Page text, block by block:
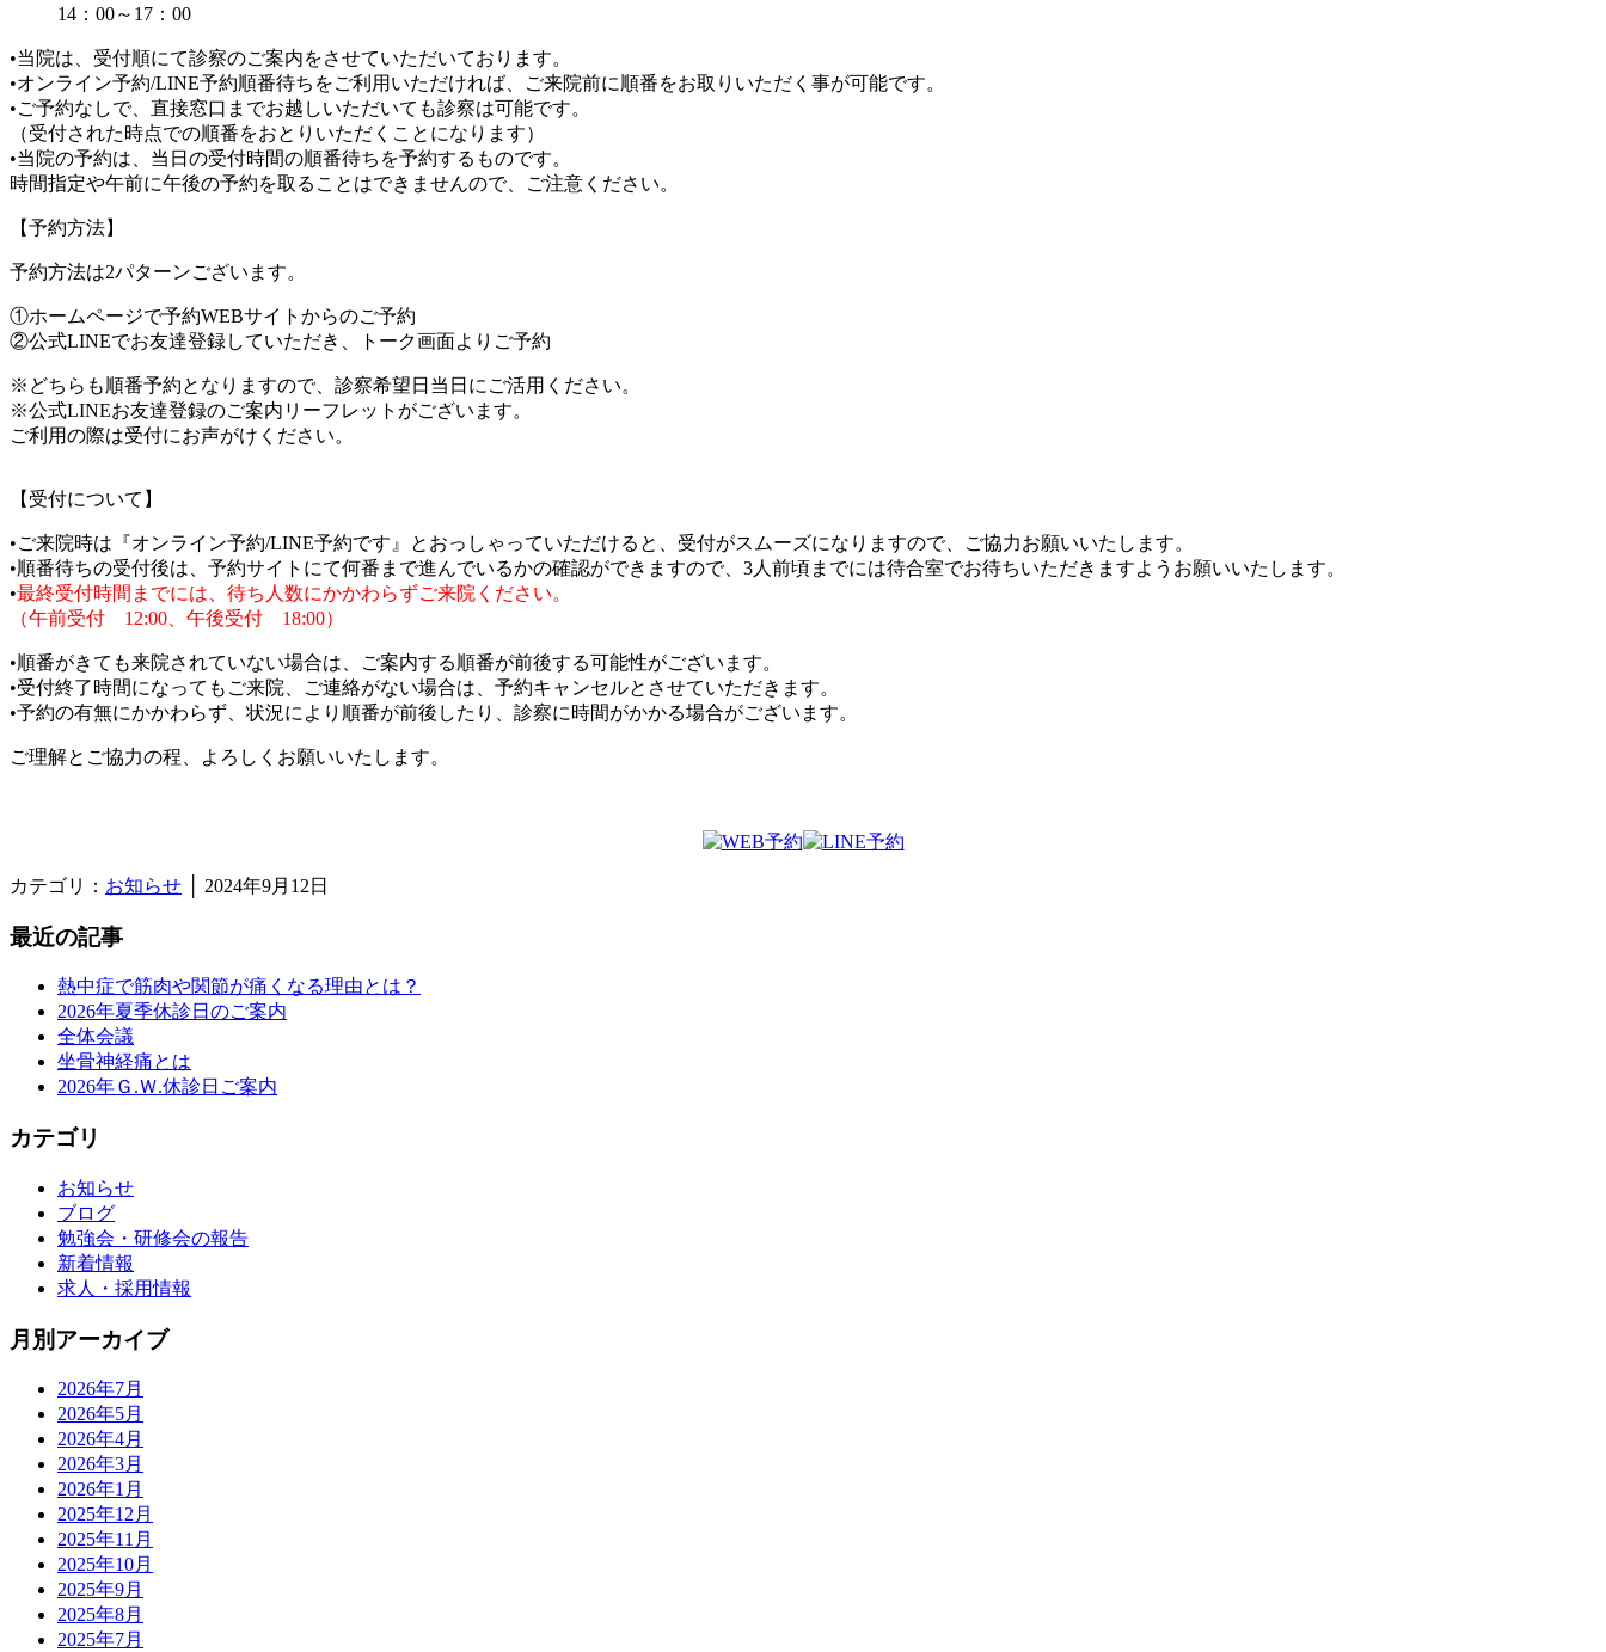
14：00～17：00
•当院は、受付順にて診察のご案内をさせていただいております。
•オンライン予約/LINE予約順番待ちをご利用いただければ、ご来院前に順番をお取りいただく事が可能です。
•ご予約なしで、直接窓口までお越しいただいても診察は可能です。
（受付された時点での順番をおとりいただくことになります）
•当院の予約は、当日の受付時間の順番待ちを予約するものです。
時間指定や午前に午後の予約を取ることはできませんので、ご注意ください。
【予約方法】
予約方法は2パターンございます。
①ホームページで予約WEBサイトからのご予約
②公式LINEでお友達登録していただき、トーク画面よりご予約
※どちらも順番予約となりますので、診察希望日当日にご活用ください。
※公式LINEお友達登録のご案内リーフレットがございます。
ご利用の際は受付にお声がけください。
【受付について】
•ご来院時は『オンライン予約/LINE予約です』とおっしゃっていただけると、受付がスムーズになりますので、ご協力お願いいたします。
•順番待ちの受付後は、予約サイトにて何番まで進んでいるかの確認ができますので、3人前頃までには待合室でお待ちいただきますようお願いいたします。
•最終受付時間までには、待ち人数にかかわらずご来院ください。
（午前受付 12:00、午後受付 18:00）
•順番がきても来院されていない場合は、ご案内する順番が前後する可能性がございます。
•受付終了時間になってもご来院、ご連絡がない場合は、予約キャンセルとさせていただきます。
•予約の有無にかかわらず、状況により順番が前後したり、診察に時間がかかる場合がございます。
ご理解とご協力の程、よろしくお願いいたします。
カテゴリ： お知らせ │ 2024年9月12日
最近の記事
熱中症で筋肉や関節が痛くなる理由とは？
2026年夏季休診日のご案内
全体会議
坐骨神経痛とは
2026年Ｇ.Ｗ.休診日ご案内
カテゴリ
お知らせ
ブログ
勉強会・研修会の報告
新着情報
求人・採用情報
月別アーカイブ
2026年7月
2026年5月
2026年4月
2026年3月
2026年1月
2025年12月
2025年11月
2025年10月
2025年9月
2025年8月
2025年7月